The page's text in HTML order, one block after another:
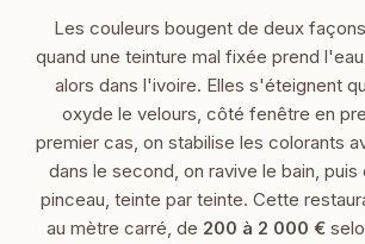
Les couleurs bougent de deux
quand une teinture mal fixée prend
alors dans l'ivoire. Elles s'éteignent
oxyde le velours, côté fenêtre en
premier cas, on stabilise les colorants
dans le second, on ravive le bain, puis
pinceau, teinte par teinte. Cette
au mètre carré, de 200 à 2 000 €